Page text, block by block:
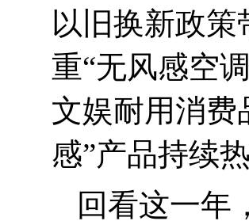
以旧换新政
重“无风感空
文娱耐用消费
感”产品持续热
回看这一年